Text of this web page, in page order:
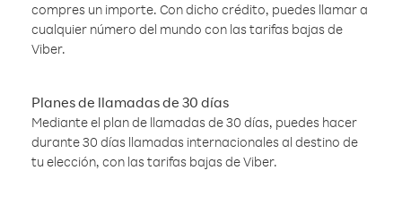
compres un importe. Con dicho crédito, puedes llamar a
cualquier número del mundo con las tarifas bajas de
Viber.
Planes de llamadas de 30 días
Mediante el plan de llamadas de 30 días, puedes hacer
durante 30 días llamadas internacionales al destino de
tu elección, con las tarifas bajas de Viber.